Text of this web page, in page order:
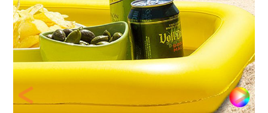
Previous Next